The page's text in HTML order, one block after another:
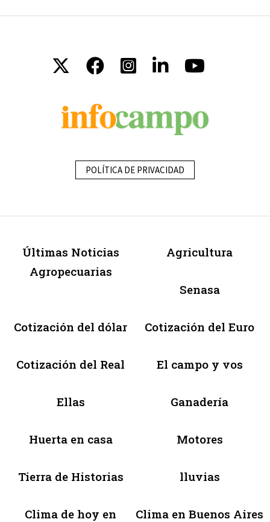
POLÍTICA DE PRIVACIDAD
Últimas Noticias
Agropecuarias
Agricultura
Senasa
Cotización del dólar Cotización del Euro
Cotización del Real El campo y vos
Ellas Ganadería
Huerta en casa Motores
Tierra de Historias lluvias
Clima de hoy en
Clima en Buenos Aires